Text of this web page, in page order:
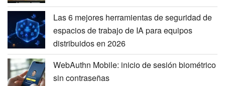
Las 6 mejores herramientas de seguridad de
espacios de trabajo de IA para equipos
distribuidos en 2026
WebAuthn Mobile: inicio de sesión biométrico
sin contraseñas